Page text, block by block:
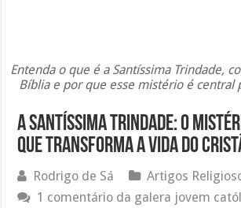
Entenda o que é a Santíssima Trindade,
Bíblia e por que esse mistério é central
A Santíssima Trindade: o
que transforma a vida do
Rodrigo de Sá
Artigos
1 comentário da galera jovem